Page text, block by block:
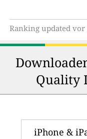
Ranking updated
Quality
iPhone &